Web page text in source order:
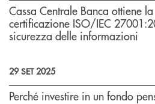
Cassa Centrale Banca ottiene la
certificazione ISO/IEC
sicurezza delle informazioni
29 SET 2025
Perché investire in un fondo